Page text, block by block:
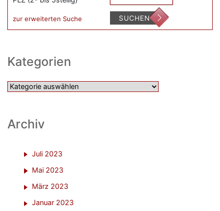
zur erweiterten Suche SUCHEN
Kategorien
Kategorien
Archiv
Juli 2023
Mai 2023
März 2023
Januar 2023